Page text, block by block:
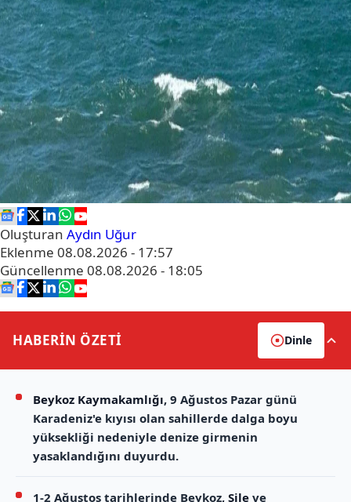
Oluşturan Aydın Uğur
Eklenme 08.08.2026 - 17:57
Güncellenme 08.08.2026 - 18:05
HABERİN ÖZETİ Dinle
Beykoz Kaymakamlığı, 9 Ağustos Pazar günü
Karadeniz'e kıyısı olan sahillerde dalga boyu
yüksekliği nedeniyle denize girmenin
yasaklandığını duyurdu.
1-2 Ağustos tarihlerinde Beykoz, Şile ve